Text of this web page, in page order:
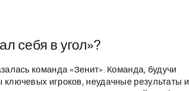
себя в угол»?
команда «Зенит». Команда, будучи
игроков, неудачные результаты и